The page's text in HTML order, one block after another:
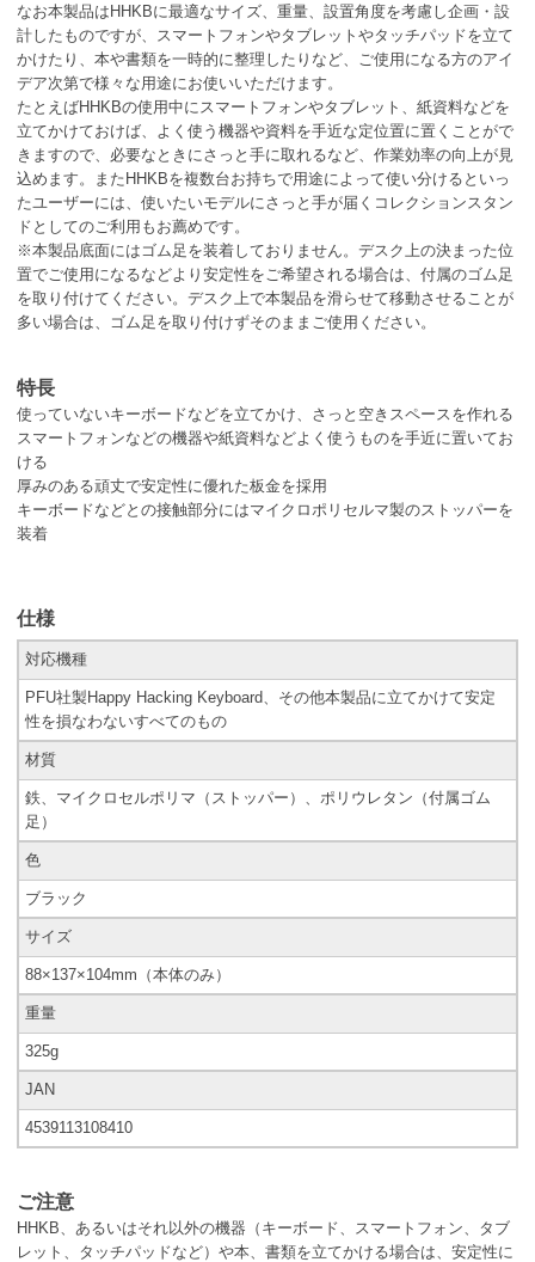
なお本製品はHHKBに最適なサイズ、重量、設置角度を考慮し企画・設
計したものですが、スマートフォンやタブレットやタッチパッドを立て
かけたり、本や書類を一時的に整理したりなど、ご使用になる方のアイ
デア次第で様々な用途にお使いいただけます。
たとえばHHKBの使用中にスマートフォンやタブレット、紙資料などを
立てかけておけば、よく使う機器や資料を手近な定位置に置くことがで
きますので、必要なときにさっと手に取れるなど、作業効率の向上が見
込めます。またHHKBを複数台お持ちで用途によって使い分けるといっ
たユーザーには、使いたいモデルにさっと手が届くコレクションスタン
ドとしてのご利用もお薦めです。
※本製品底面にはゴム足を装着しておりません。デスク上の決まった位
置でご使用になるなどより安定性をご希望される場合は、付属のゴム足
を取り付けてください。デスク上で本製品を滑らせて移動させることが
多い場合は、ゴム足を取り付けずそのままご使用ください。
特長
使っていないキーボードなどを立てかけ、さっと空きスペースを作れる
スマートフォンなどの機器や紙資料などよく使うものを手近に置いてお
ける
厚みのある頑丈で安定性に優れた板金を採用
キーボードなどとの接触部分にはマイクロポリセルマ製のストッパーを
装着
仕様
対応機種
PFU社製Happy Hacking Keyboard、その他本製品に立てかけて安定
性を損なわないすべてのもの
材質
鉄、マイクロセルポリマ（ストッパー）、ポリウレタン（付属ゴム
足）
色
ブラック
サイズ
88×137×104mm（本体のみ）
重量
325g
JAN
4539113108410
ご注意
HHKB、あるいはそれ以外の機器（キーボード、スマートフォン、タブ
レット、タッチパッドなど）や本、書類を立てかける場合は、安定性に